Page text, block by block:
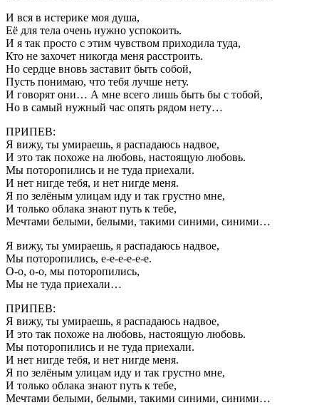
И вся в истерике моя душа,
Её для тела очень нужно успокоить.
И я так просто с этим чувством приходила туда,
Кто не захочет никогда меня расстроить.
Но сердце вновь заставит быть собой,
Пусть понимаю, что тебя лучше нету.
И говорят они… А мне всего лишь быть бы с тобой,
Но в самый нужный час опять рядом нету…
ПРИПЕВ:
Я вижу, ты умираешь, я распадаюсь надвое,
И это так похоже на любовь, настоящую любовь.
Мы поторопились и не туда приехали.
И нет нигде тебя, и нет нигде меня.
Я по зелёным улицам иду и так грустно мне,
И только облака знают путь к тебе,
Мечтами белыми, белыми, такими синими, синими…
Я вижу, ты умираешь, я распадаюсь надвое,
Мы поторопились, е-е-е-е-е-е.
О-о, о-о, мы поторопились,
Мы не туда приехали…
ПРИПЕВ:
Я вижу, ты умираешь, я распадаюсь надвое,
И это так похоже на любовь, настоящую любовь.
Мы поторопились и не туда приехали.
И нет нигде тебя, и нет нигде меня.
Я по зелёным улицам иду и так грустно мне,
И только облака знают путь к тебе,
Мечтами белыми, белыми, такими синими, синими…